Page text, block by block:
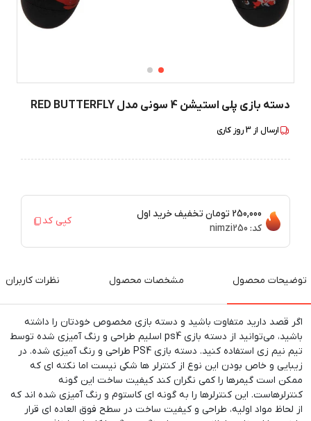
دسته بازی پلی استیشن 4 سونی مدل RED BUTTERFLY
ارسال از 3روز کاری
250,000 تومان
تخفیف خرید اول
کد: nimzi250
کپی کد
توضیحات محصول مشخصات محصول نظرات کاربران
اگر قصد دارید متفاوت باشید و دسته بازی مخصوص خودتان را داشته
باشید، می‌توانید از دسته بازی ps4 اسلیم طراحی و رنگ آمیزی شده توسط
تیم نیم زی استفاده کنید. دسته بازی PS4 طراحی و رنگ آمیزی شده. در
زیبایی و خاص بودن این نوع از کنترلر ها شکی نیست اما نکته ای که
ممکن است گیمرها را کمی نگران کند کیفیت ساخت این گونه
کنترلرهاست. این کنترلرها را به گونه ای کاستوم و رنگ آمیزی شده اند که
از لحاظ مواد اولیه، طراحی و کیفیت ساخت در سطح فوق العاده ای قرار